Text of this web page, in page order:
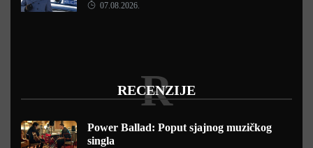
07.08.2026.
RECENZIJE
R
Power Ballad: Poput sjajnog muzičkog
singla